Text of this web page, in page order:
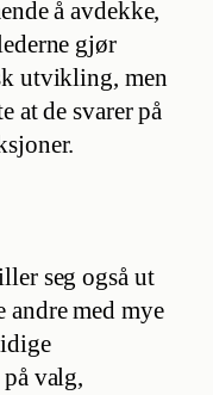
å avdekke,
gjør
utvikling, men
at de svarer på
seg også ut
andre med mye
valg,